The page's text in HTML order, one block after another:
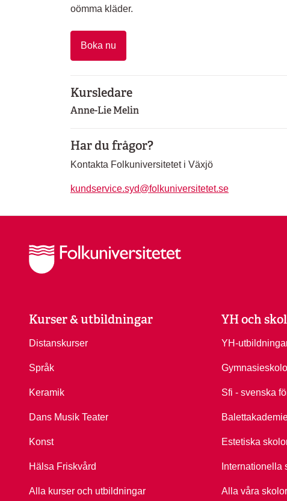
oömma kläder.
Boka nu
Kursledare
Anne-Lie Melin
Har du frågor?
Kontakta Folkuniversitetet i Växjö
kundservice.syd@folkuniversitetet.se
Kurser & utbildningar
Distanskurser
Språk
Keramik
Dans Musik Teater
Konst
Hälsa Friskvård
Alla kurser och utbildningar
YH och
YH-
Sfi - svenska
Estetiska
Internationella
Alla våra skolor